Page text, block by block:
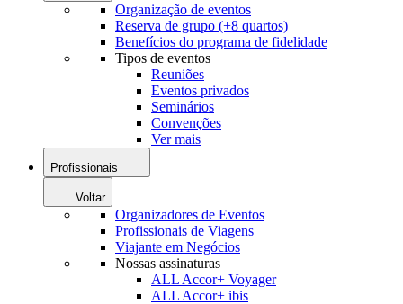
Organização de eventos
Reserva de grupo (+8 quartos)
Benefícios do programa de fidelidade
Tipos de eventos
Reuniões
Eventos privados
Seminários
Convenções
Ver mais
Profissionais
Voltar
Organizadores de Eventos
Profissionais de Viagens
Viajante em Negócios
Nossas assinaturas
ALL Accor+ Voyager
ALL Accor+ ibis